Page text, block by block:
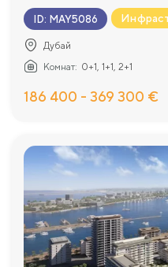
ID: MAY5086
Дубай
Комнат: 0+1, 1+1, 2+1
186 400 - 369 300 €